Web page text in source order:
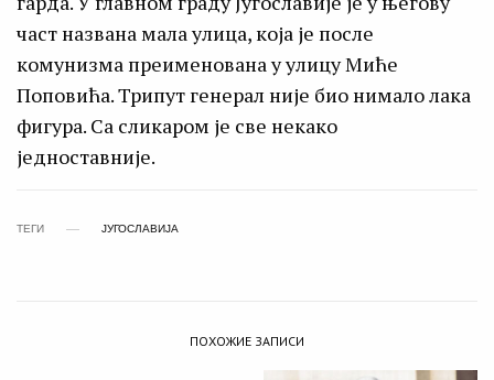
част названа мала улица, која је после
комунизма преименована у улицу Миће
Поповића. Трипут генерал није био нимало лака
фигура. Са сликаром је све некако
једноставније.
ТЕГИ ЈУГОСЛАВИЈА
ПОХОЖИЕ ЗАПИСИ